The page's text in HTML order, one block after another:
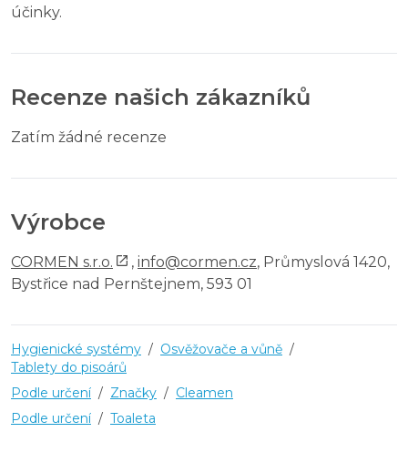
účinky.
Recenze našich zákazníků
Zatím žádné recenze
Výrobce
CORMEN s.r.o. , info@cormen.cz, Průmyslová 1420,
Bystřice nad Pernštejnem, 593 01
Hygienické systémy / Osvěžovače a vůně /
Tablety do pisoárů
Podle určení / Značky / Cleamen
Podle určení / Toaleta